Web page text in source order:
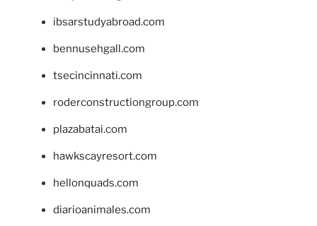
ibsarstudyabroad.com
bennusehgall.com
tsecincinnati.com
roderconstructiongroup.com
plazabatai.com
hawkscayresort.com
hellonquads.com
diarioanimales.com